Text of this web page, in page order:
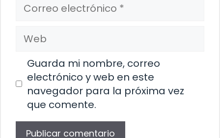
electrónico
Web
Guarda mi nombre, correo
electrónico y web en este
navegador para la próxima vez
que comente.